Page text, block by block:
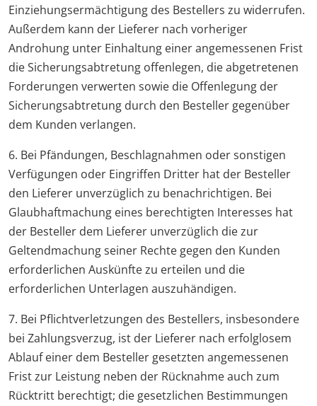
Einziehungsermächtigung des Bestellers zu widerrufen.
Außerdem kann der Lieferer nach vorheriger
Androhung unter Einhaltung einer angemessenen Frist
die Sicherungsabtretung offenlegen, die abgetretenen
Forderungen verwerten sowie die Offenlegung der
Sicherungsabtretung durch den Besteller gegenüber
dem Kunden verlangen.
6. Bei Pfändungen, Beschlagnahmen oder sonstigen
Verfügungen oder Eingriffen Dritter hat der Besteller
den Lieferer unverzüglich zu benachrichtigen. Bei
Glaubhaftmachung eines berechtigten Interesses hat
der Besteller dem Lieferer unverzüglich die zur
Geltendmachung seiner Rechte gegen den Kunden
erforderlichen Auskünfte zu erteilen und die
erforderlichen Unterlagen auszuhändigen.
7. Bei Pflichtverletzungen des Bestellers, insbesondere
bei Zahlungsverzug, ist der Lieferer nach erfolglosem
Ablauf einer dem Besteller gesetzten angemessenen
Frist zur Leistung neben der Rücknahme auch zum
Rücktritt berechtigt; die gesetzlichen Bestimmungen